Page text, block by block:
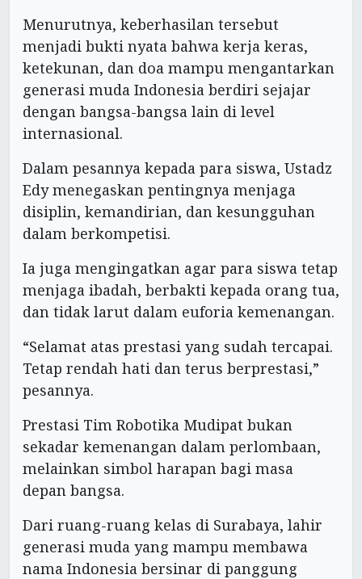
Menurutnya, keberhasilan tersebut
menjadi bukti nyata bahwa kerja keras,
ketekunan, dan doa mampu mengantarkan
generasi muda Indonesia berdiri sejajar
dengan bangsa-bangsa lain di level
internasional.
Dalam pesannya kepada para siswa, Ustadz
Edy menegaskan pentingnya menjaga
disiplin, kemandirian, dan kesungguhan
dalam berkompetisi.
Ia juga mengingatkan agar para siswa tetap
menjaga ibadah, berbakti kepada orang tua,
dan tidak larut dalam euforia kemenangan.
“Selamat atas prestasi yang sudah tercapai.
Tetap rendah hati dan terus berprestasi,”
pesannya.
Prestasi Tim Robotika Mudipat bukan
sekadar kemenangan dalam perlombaan,
melainkan simbol harapan bagi masa
depan bangsa.
Dari ruang-ruang kelas di Surabaya, lahir
generasi muda yang mampu membawa
nama Indonesia bersinar di panggung